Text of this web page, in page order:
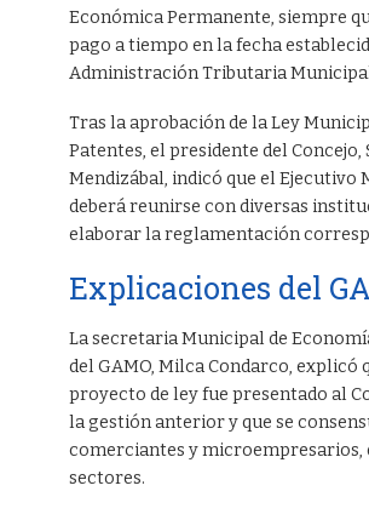
Económica Permanente, siempre
pago a tiempo en la fecha
Administración Tributaria
Tras la aprobación de la Ley
Patentes, el presidente del Concejo,
Mendizábal, indicó que el Ejecutivo
deberá reunirse con diversas
elaborar la reglamentación
Explicaciones del
La secretaria Municipal de
del GAMO, Milca Condarco, explicó
proyecto de ley fue presentado al
la gestión anterior y que se
comerciantes y microempresarios,
sectores.